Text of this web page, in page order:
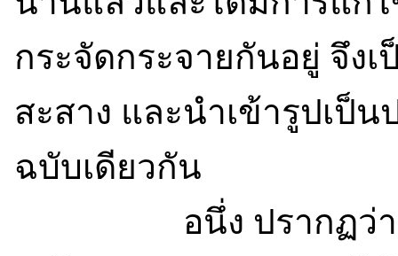
กระจัดกระจายกันอยู่ จึง
สะสาง และนำเข้ารูปเป็
ฉบับเดียวกัน
อนึ่ง ปรากฏว่าหลัก